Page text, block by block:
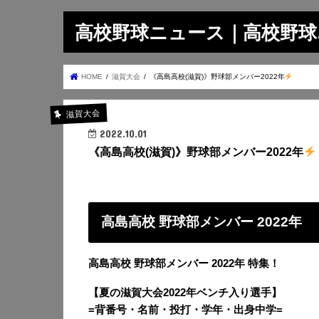
高校野球ニュース｜高校野
HOME 滋賀大会 《高島高校(滋賀)》野球部メンバー2022年
滋賀大会
2022.10.01
《高島高校(滋賀)》野球部メンバー2022年
高島高校 野球部メンバー 2022年
高島高校 野球部メンバー 2022年 特集！
【夏の滋賀大会2022年ベンチ入り選手】
=背番号・名前・投打・学年・出身中学=